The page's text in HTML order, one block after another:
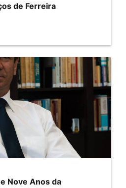
de Ferreira
Nove Anos da